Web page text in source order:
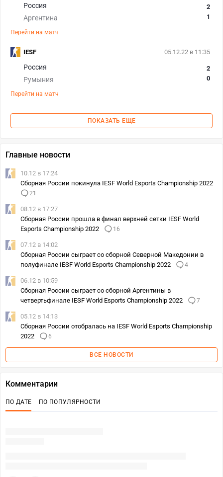
Россия
Аргентина
2
1
Перейти на матч
05.12.22 в 11:35
Россия
Румыния
2
0
Перейти на матч
IESF
ПОКАЗАТЬ ЕЩЕ
Главные новости
10.12 в 17:24
Сборная России покинула IESF World Esports Championship 2022
21
08.12 в 17:27
Сборная России прошла в финал верхней сетки IESF World
Esports Championship 2022
16
07.12 в 14:02
Сборная России сыграет со сборной Северной Македонии в
полуфинале IESF World Esports Championship 2022
4
06.12 в 10:59
Сборная России сыграет со сборной Аргентины в
четвертьфинале IESF World Esports Championship 2022
7
05.12 в 14:13
Сборная России отобралась на IESF World Esports Championship
2022
6
ВСЕ НОВОСТИ
Комментарии
ПО ДАТЕ ПО ПОПУЛЯРНОСТИ